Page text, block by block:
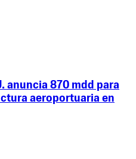
anuncia 870 mdd para
aeroportuaria en